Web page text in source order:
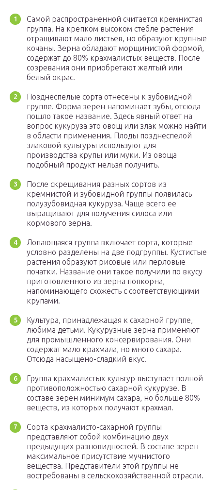
Самой распространенной считается кремнистая
группа. На крепком высоком стебле растения
отращивают мало листьев, но образуют крупные
кочаны. Зерна обладают морщинистой формой,
содержат до 80% крахмалистых веществ. После
созревания они приобретают желтый или
белый окрас.
Позднеспелые сорта отнесены к зубовидной
группе. Форма зерен напоминает зубы, отсюда
пошло такое название. Здесь явный ответ на
вопрос кукуруза это овощ или злак можно найти
в области применения. Плоды позднеспелой
злаковой культуры используют для
производства крупы или муки. Из овоща
подобный продукт нельзя получить.
После скрещивания разных сортов из
кремнистой и зубовидной группы появилась
полузубовидная кукуруза. Чаще всего ее
выращивают для получения силоса или
кормового зерна.
Лопающаяся группа включает сорта, которые
условно разделены на две подгруппы. Кустистые
растения образуют рисовые или перловые
початки. Название они такое получили по вкусу
приготовленного из зерна попкорна,
напоминающего схожесть с соответствующими
крупами.
Культура, принадлежащая к сахарной группе,
любима детьми. Кукурузные зерна применяют
для промышленного консервирования. Они
содержат мало крахмала, но много сахара.
Отсюда насыщено-сладкий вкус.
Группа крахмалистых культур выступает полной
противоположностью сахарной кукурузе. В
составе зерен минимум сахара, но больше 80%
веществ, из которых получают крахмал.
Сорта крахмалисто-сахарной группы
представляют собой комбинацию двух
предыдущих разновидностей. В составе зерен
максимальное присутствие мучнистого
вещества. Представители этой группы не
востребованы в сельскохозяйственной отрасли.